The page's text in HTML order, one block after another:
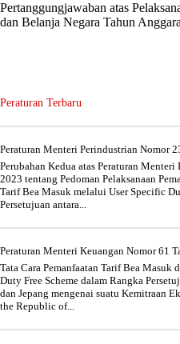
Pertanggungjawaban atas
dan Belanja Negara Tahun
Peraturan Terbaru
Peraturan Menteri Perindustrian Nomor
Perubahan Kedua atas Peraturan
2023 tentang Pedoman Pelaksanaan
Tarif Bea Masuk melalui User Specific
Persetujuan antara...
Peraturan Menteri Keuangan Nomor 61
Tata Cara Pemanfaatan Tarif Bea Masuk
Duty Free Scheme dalam Rangka
dan Jepang mengenai suatu Kemitraan
the Republic of...